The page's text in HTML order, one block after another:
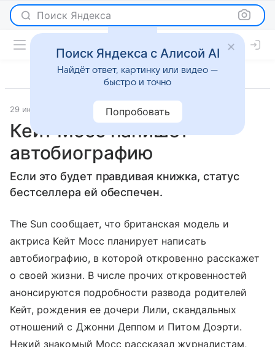
Поиск Яндекса
29 июля 2011 Светская жизнь
Кейт Мосс напишет
автобиографию
Если это будет правдивая книжка, статус
бестселлера ей обеспечен.
The Sun сообщает, что британская модель и
актриса Кейт Мосс планирует написать
автобиографию, в которой откровенно расскажет
о своей жизни. В числе прочих откровенностей
анонсируются подробности развода родителей
Кейт, рождения ее дочери Лили, скандальных
отношений с Джонни Деппом и Питом Доэрти.
Некий знакомый Мосс рассказал журналистам,
Поиск Яндекса с Алисой AI
Найдёт ответ, картинку или видео —
быстро и точно
Попробовать